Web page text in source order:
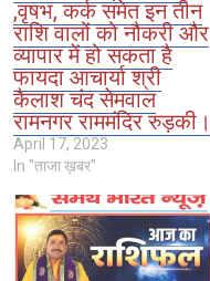
,वृषभ, कर्क समेत इन तीन
राशि वालों को नौकरी और
व्यापार में हो सकता है
फायदा आचार्या श्री
कैलाश चंद सेमवाल
रामनगर राममंदिर रुड़की।
April 17, 2023
In "ताजा ख़बर"